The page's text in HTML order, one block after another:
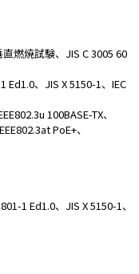
燃焼試験、JIS C 3005 60
Ed1.0、JIS X 5150-1、IEC
100BASE-TX、
PoE+、
1 Ed1.0、JIS X 5150-1、